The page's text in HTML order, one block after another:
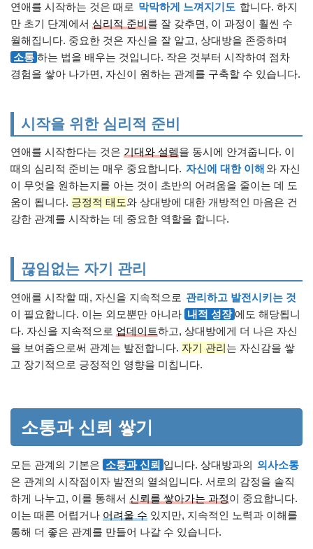
연애를 시작하는 것은 때로 막막하게 느껴지기도 합니다. 하지
만 초기 단계에서 심리적 준비를 잘 갖추면, 이 과정이 훨씬 수
월해집니다. 중요한 것은 자신을 잘 알고, 상대방을 존중하며
소통 하는 법을 배우는 것입니다. 작은 것부터 시작하여 점차
경험을 쌓아 나가면, 자신이 원하는 관계를 구축할 수 있습니다.
시작을 위한 심리적 준비
연애를 시작한다는 것은 기대와 설렘을 동시에 안겨줍니다. 이
때의 심리적 준비는 매우 중요합니다. 자신에 대한 이해 와 자신
이 무엇을 원하는지를 아는 것이 초반의 어려움을 줄이는 데 도
움이 됩니다. 긍정적 태도와 상대방에 대한 개방적인 마음은 건
강한 관계를 시작하는 데 중요한 역할을 합니다.
끊임없는 자기 관리
연애를 시작할 때, 자신을 지속적으로 관리하고 발전시키는 것
이 필요합니다. 이는 외모뿐만 아니라 내적 성장 에도 해당됩니
다. 자신을 지속적으로 업데이트하고, 상대방에게 더 나은 자신
을 보여줌으로써 관계는 발전합니다. 자기 관리는 자신감을 쌓
고 장기적으로 긍정적인 영향을 미칩니다.
소통과 신뢰 쌓기
모든 관계의 기본은 소통과 신뢰 입니다. 상대방과의 의사소통
은 관계의 시작점이자 발전의 열쇠입니다. 서로의 감정을 솔직
하게 나누고, 이를 통해서 신뢰를 쌓아가는 과정이 중요합니다.
이는 때론 어렵거나 어려울 수 있지만, 지속적인 노력과 이해를
통해 더 좋은 관계를 만들어 나갈 수 있습니다.